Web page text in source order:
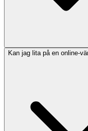
Kan jag lita på en online-